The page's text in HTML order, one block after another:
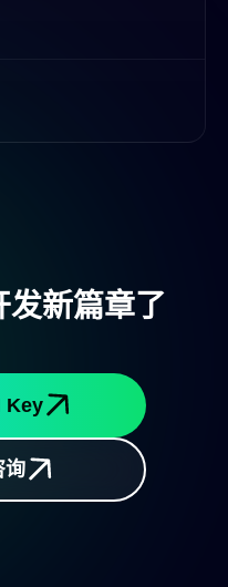
新篇章了
Key
询